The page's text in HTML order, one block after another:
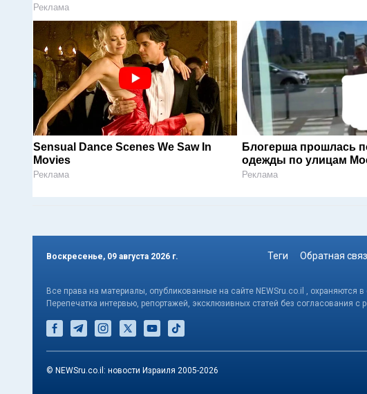
Реклама
Sensual Dance Scenes We Saw In
Movies
Реклама
Блогерша прошлась
одежды по улицам
Реклама
Воскресенье, 09 августа 2026 г. Теги Обратная
Все права на материалы, опубликованные на сайте NEWSru.co.il , охраняются
Перепечатка интервью, репортажей, эксклюзивных статей без согласования
© NEWSru.co.il: новости Израиля 2005-2026